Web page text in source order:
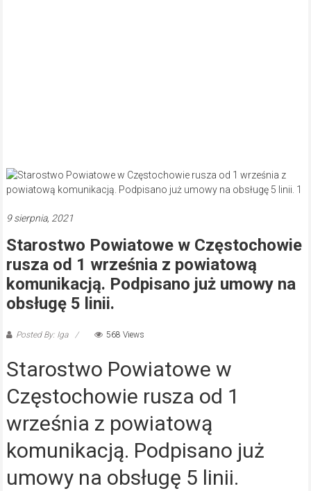
9 sierpnia, 2021
Starostwo Powiatowe w Częstochowie
rusza od 1 września z powiatową
komunikacją. Podpisano już umowy na
obsługę 5 linii.
Posted By: Iga 568 Views
Starostwo Powiatowe w
Częstochowie rusza od 1
września z powiatową
komunikacją. Podpisano już
umowy na obsługę 5 linii.